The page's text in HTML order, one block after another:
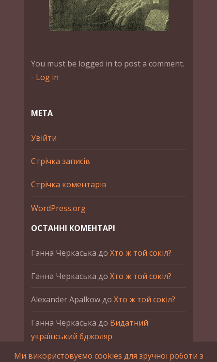
You must be logged in to post a comment.
- Log in
МЕТА
Увійти
Стрічка записів
Стрічка коментарів
WordPress.org
ОСТАННІ КОМЕНТАРІ
Ганна Черкаська до Хто ж той сокіл?
Ганна Черкаська до Хто ж той сокіл?
Alexander Apalkowдо Хто ж той сокіл?
Ганна Черкаська до Видатний
український бджоляр
Ганна ЧеркаськадоПетро Франко
Ми використовуємо cookies для зручної роботи з